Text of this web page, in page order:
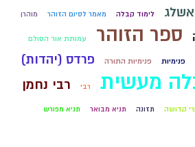
אשלג לימוד קבלה מאמר לסיום הזוהר מוהרן
ספר הזוהר עמותת אור הסולם
פנימיות פנימיות התורה פרדס (יהדות)
מעשית רבי רבי נחמן
קדושה תזונה תניא מבואר תניא מפורש